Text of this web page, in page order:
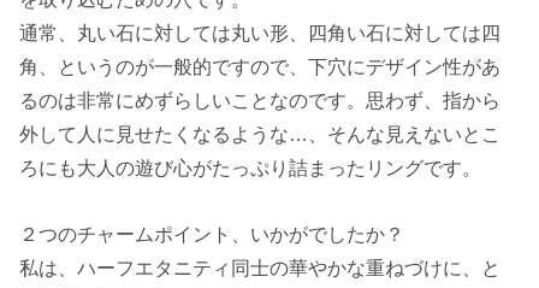
通常、丸い石に対しては丸い形、四角い石に対しては四
角、というのが一般的ですので、下穴にデザイン性があ
るのは非常にめずらしいことなのです。思わず、指から
外して人に見せたくなるような…、そんな見えないとこ
ろにも大人の遊び心がたっぷり詰まったリングです。
２つのチャームポイント、いかがでしたか？
私は、ハーフエタニティ同士の華やかな重ねづけに、と